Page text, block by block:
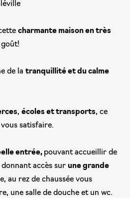
charmante maison en très
goût!
de latranquillité et du calme
,écoles et transports, ce
satisfaire.
entrée, pouvant accueillir de
donnant accès surune grande
au rez de chaussée vous
une salle de douche et un wc.